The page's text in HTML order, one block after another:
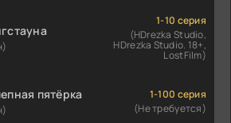
1-10 серия
(HDrezka Studio,
HDrezka Studio. 18+,
LostFilm)
пятёрка
1-100 серия
(Не требуется)